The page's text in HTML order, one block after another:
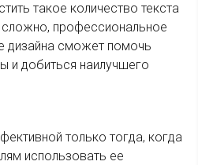
такое количество текста
сложно, профессиональное
дизайна сможет помочь
и добиться наилучшего
только тогда, когда
использовать ее